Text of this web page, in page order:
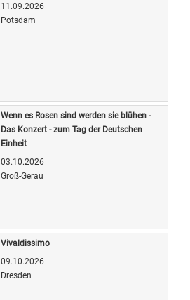
11.09.2026
Potsdam
Wenn es Rosen sind werden sie blühen -
Das Konzert - zum Tag der Deutschen
Einheit
03.10.2026
Groß-Gerau
Vivaldissimo
09.10.2026
Dresden